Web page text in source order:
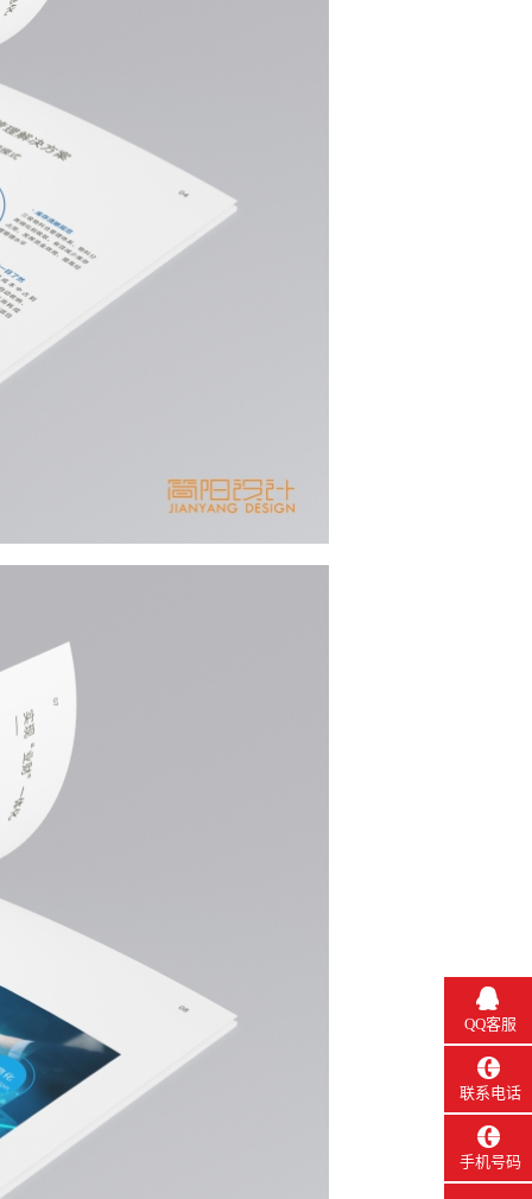
QQ客服
联系电话
手机号码